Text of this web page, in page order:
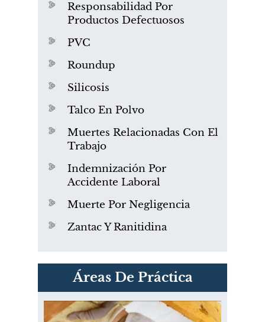
Responsabilidad Por
Productos Defectuosos
PVC
Roundup
Silicosis
Talco En Polvo
Muertes Relacionadas Con El
Trabajo
Indemnización Por
Accidente Laboral
Muerte Por Negligencia
Zantac Y Ranitidina
Áreas De Práctica
PVC Cloruro de polivinilo
Exposición